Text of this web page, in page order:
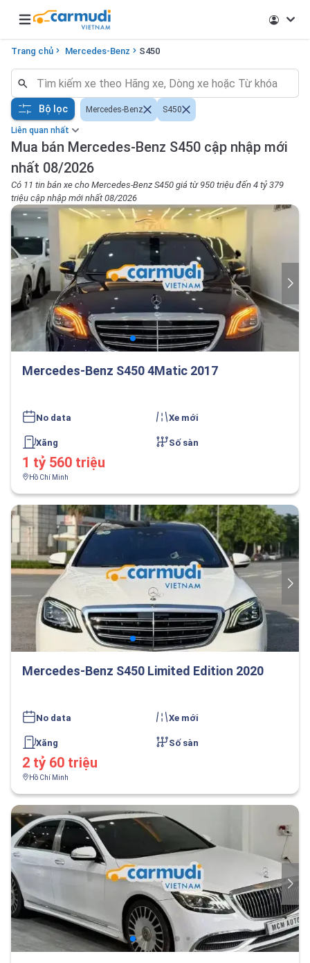
Open main menu
Trang chủ Mercedes-Benz S450
Liên quan nhất
Mua bán Mercedes-Benz S450 cập nhập mới
nhất 08/2026
Có 11 tin bán xe cho Mercedes-Benz S450 giá từ 950 triệu đến 4 tỷ 379
triệu cập nhập mới nhất 08/2026
Bộ lọc Mercedes-Benz S450
Mercedes-Benz S450 4Matic 2017
No data Xe mới
Xăng Số sàn
1 tỷ 560 triệu
Hồ Chí Minh
Mercedes-Benz S450 Limited Edition 2020
No data Xe mới
Xăng Số sàn
2 tỷ 60 triệu
Hồ Chí Minh